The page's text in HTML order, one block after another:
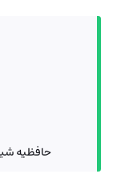
حافظیه